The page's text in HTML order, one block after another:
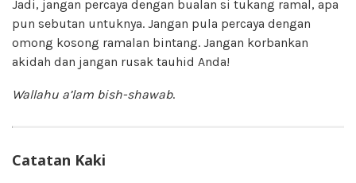
Jadi, jangan percaya dengan bualan si tukang ramal, apa
pun sebutan untuknya. Jangan pula percaya dengan
omong kosong ramalan bintang. Jangan korbankan
akidah dan jangan rusak tauhid Anda!
Wallahu a’lam bish-shawab.
Catatan Kaki